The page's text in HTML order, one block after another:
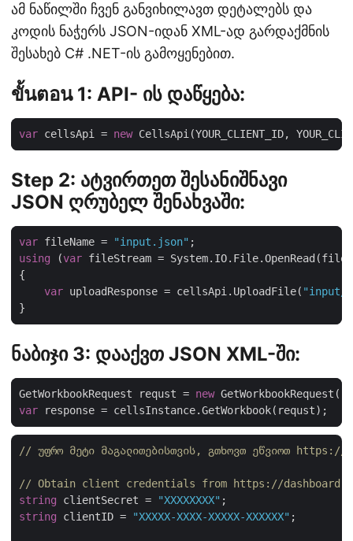
ამ ნაწილში ჩვენ განვიხილავთ დეტალებს და
კოდის ნაჭერს JSON-იდან XML-ად გარდაქმნის
შესახებ C# .NET-ის გამოყენებით.
ขั้นตอน 1: API- ის დაწყება:
var cellsApi = new
Step 2: ატვირთეთ შესანიშნავი
JSON ღრუბელ შენახვაში:
var fileName = "input.json"
using (var
var uploadResponse = cellsApi.UploadFile( "input/"
ნაბიჯი 3: დააქვთ JSON XML-ში:
GetWorkbookRequest requst = new GetWorkbookRequest(
var
// უფრო მეტი მაგალითებისთვის, გთხოვთ ეწვიოთ
// Obtain client credentials from https://
string clientSecret = "XXXXXXXX"
string clientID = "XXXXX-XXXX-XXXXX-XXXXXX" ;